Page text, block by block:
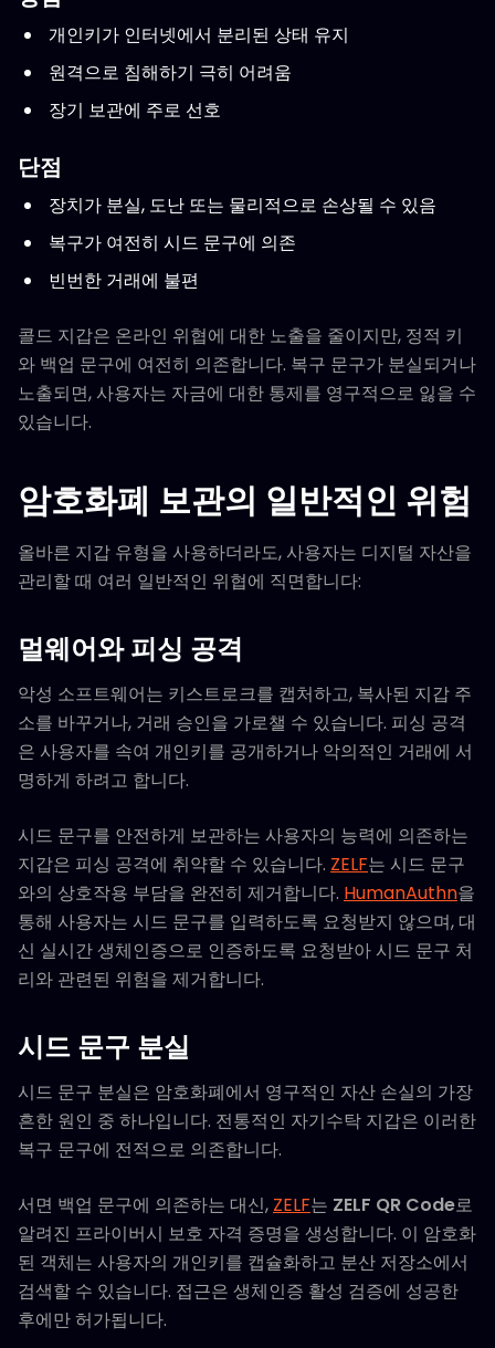
개인키가 인터넷에서 분리된 상태 유지
원격으로 침해하기 극히 어려움
장기 보관에 주로 선호
단점
장치가 분실, 도난 또는 물리적으로 손상될 수 있음
복구가 여전히 시드 문구에 의존
빈번한 거래에 불편
콜드 지갑은 온라인 위협에 대한 노출을 줄이지만, 정적 키
와 백업 문구에 여전히 의존합니다. 복구 문구가 분실되거나
노출되면, 사용자는 자금에 대한 통제를 영구적으로 잃을 수
있습니다.
암호화폐 보관의 일반적인 위험
올바른 지갑 유형을 사용하더라도, 사용자는 디지털 자산을
관리할 때 여러 일반적인 위협에 직면합니다:
멀웨어와 피싱 공격
악성 소프트웨어는 키스트로크를 캡처하고, 복사된 지갑 주
소를 바꾸거나, 거래 승인을 가로챌 수 있습니다. 피싱 공격
은 사용자를 속여 개인키를 공개하거나 악의적인 거래에 서
명하게 하려고 합니다.
시드 문구를 안전하게 보관하는 사용자의 능력에 의존하는
지갑은 피싱 공격에 취약할 수 있습니다. ZELF는 시드 문구
와의 상호작용 부담을 완전히 제거합니다. HumanAuthn을
통해 사용자는 시드 문구를 입력하도록 요청받지 않으며, 대
신 실시간 생체인증으로 인증하도록 요청받아 시드 문구 처
리와 관련된 위험을 제거합니다.
시드 문구 분실
시드 문구 분실은 암호화폐에서 영구적인 자산 손실의 가장
흔한 원인 중 하나입니다. 전통적인 자기수탁 지갑은 이러한
복구 문구에 전적으로 의존합니다.
서면 백업 문구에 의존하는 대신, ZELF는 ZELF QR Code로
알려진 프라이버시 보호 자격 증명을 생성합니다. 이 암호화
된 객체는 사용자의 개인키를 캡슐화하고 분산 저장소에서
검색할 수 있습니다. 접근은 생체인증 활성 검증에 성공한
후에만 허가됩니다.